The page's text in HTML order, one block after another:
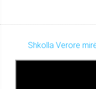
Shkolla Verore